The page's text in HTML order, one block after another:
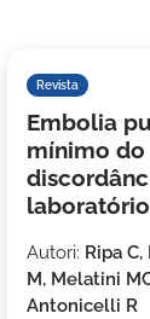
Revista
Embolia
mínimo
Autori: Ripa
M, Melatini
Antonicelli R